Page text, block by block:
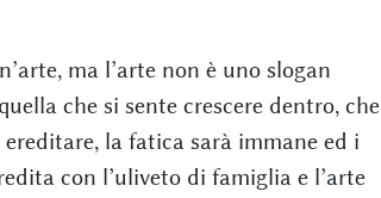
ma l’arte non è uno slogan
che si sente crescere dentro, che
la fatica sarà immane ed i
con l’uliveto di famiglia e l’arte